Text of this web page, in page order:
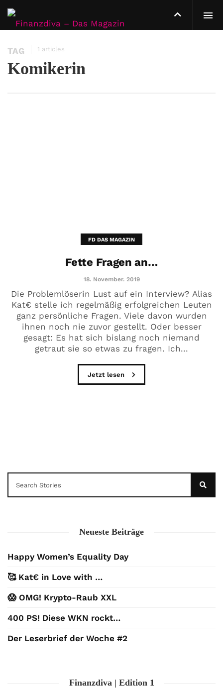
TAG 1 articles
Komikerin
FD DAS MAGAZIN
Fette Fragen an…
18. November. 2019
Die Problemlöserin Lust auf ein Interview? Alias
Kat€ stelle ich regelmäßig erfolgreichen Leuten
ganz persönliche Fragen. Viele davon wurden
ihnen noch nie zuvor gestellt. Oder besser
gesagt: Es hat sich bislang noch niemand
getraut sie so etwas zu fragen. Ich...
Jetzt lesen
Neueste Beiträge
Happy Women’s Equality Day
🥰 Kat€ in Love with …
😱 OMG! Krypto-Raub XXL
400 PS! Diese WKN rockt…
Der Leserbrief der Woche #2
Finanzdiva | Edition 1